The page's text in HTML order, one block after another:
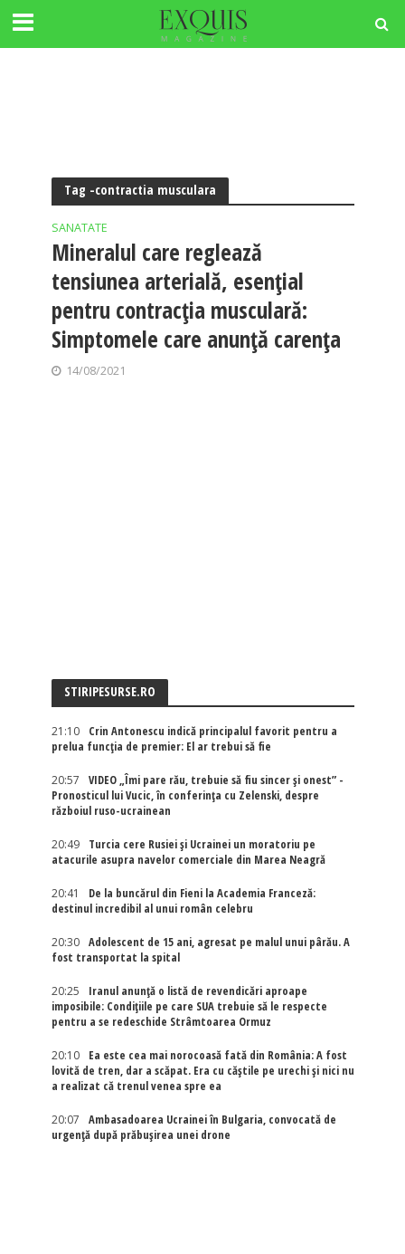
Tag -contractia musculara
SANATATE
Mineralul care reglează
tensiunea arterială, esențial
pentru contracția musculară:
Simptomele care anunță carența
14/08/2021
STIRIPESURSE.RO
21:10
Crin Antonescu indică principalul favorit pentru a
prelua funcția de premier: El ar trebui să fie
20:57
VIDEO „Îmi pare rău, trebuie să fiu sincer și onest” -
Pronosticul lui Vucic, în conferința cu Zelenski, despre
războiul ruso-ucrainean
20:49
Turcia cere Rusiei și Ucrainei un moratoriu pe
atacurile asupra navelor comerciale din Marea Neagră
20:41
De la buncărul din Fieni la Academia Franceză:
destinul incredibil al unui român celebru
20:30
Adolescent de 15 ani, agresat pe malul unui pârău. A
fost transportat la spital
20:25
Iranul anunță o listă de revendicări aproape
imposibile: Condițiile pe care SUA trebuie să le respecte
pentru a se redeschide Strâmtoarea Ormuz
20:10
Ea este cea mai norocoasă fată din România: A fost
lovită de tren, dar a scăpat. Era cu căștile pe urechi și nici nu
a realizat că trenul venea spre ea
20:07
Ambasadoarea Ucrainei în Bulgaria, convocată de
urgență după prăbușirea unei drone